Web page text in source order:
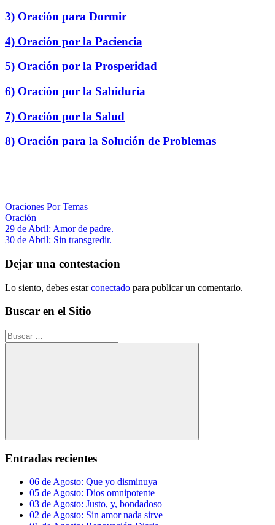
3) Oración para Dormir
4) Oración por la Paciencia
5) Oración por la Prosperidad
6) Oración por la Sabiduría
7) Oración por la Salud
8) Oración para la Solución de Problemas
Oraciones Por Temas
Oración
Navegación
de
entradas
Entrada
anterior:
29 de Abril: Amor de padre.
Siguiente
30 de Abril: Sin transgredir.
Dejar una contestacion
Lo siento, debes estarconectado para publicar un comentario.
Buscar en el Sitio
Buscar:
Buscar
Entradas recientes
06 de Agosto: Que yo disminuya
05 de Agosto: Dios omnipotente
03 de Agosto: Justo, y, bondadoso
02 de Agosto: Sin amor nada sirve